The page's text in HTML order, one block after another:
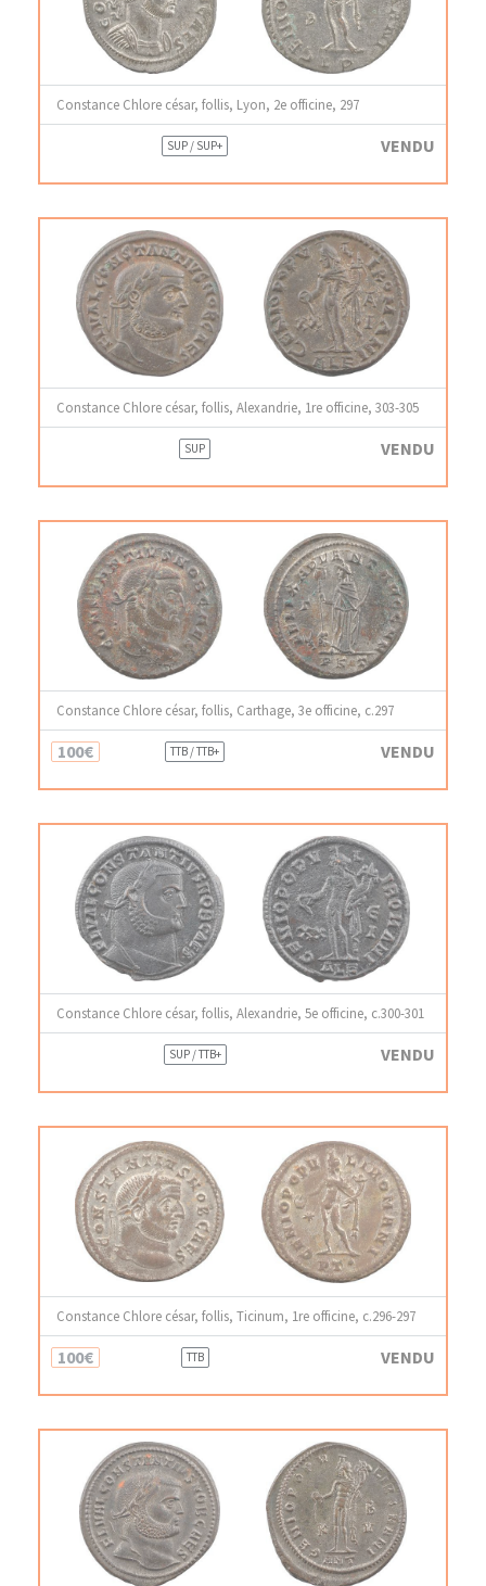
Constance Chlore césar, follis, Lyon, 2e officine, 297
SUP / SUP+ VENDU
Constance Chlore césar, follis, Alexandrie, 1re officine, 303-305
SUP VENDU
Constance Chlore césar, follis, Carthage, 3e officine, c.297
100€ TTB / TTB+ VENDU
Constance Chlore césar, follis, Alexandrie, 5e officine, c.300-301
SUP / TTB+ VENDU
Constance Chlore césar, follis, Ticinum, 1re officine, c.296-297
100€ TTB VENDU